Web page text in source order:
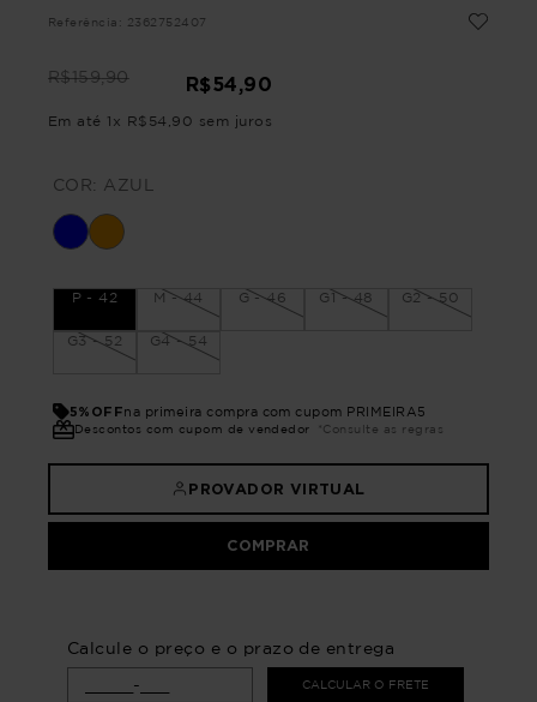
Referência : 2362752407
R$159,90 R$54,90
Em até 1 x R$ 54 90 sem juros
COR: AZUL
P - 42 M - 44 G - 46 G1 - 48 G2 - 50
G3 - 52 G4 - 54
5%OFFna primeira compra com cupom PRIMEIRA5
Descontos com cupom de vendedor *Consulte as regras
PROVADOR VIRTUAL
COMPRAR
Calcule o preço e o prazo de entrega
CALCULAR O FRETE